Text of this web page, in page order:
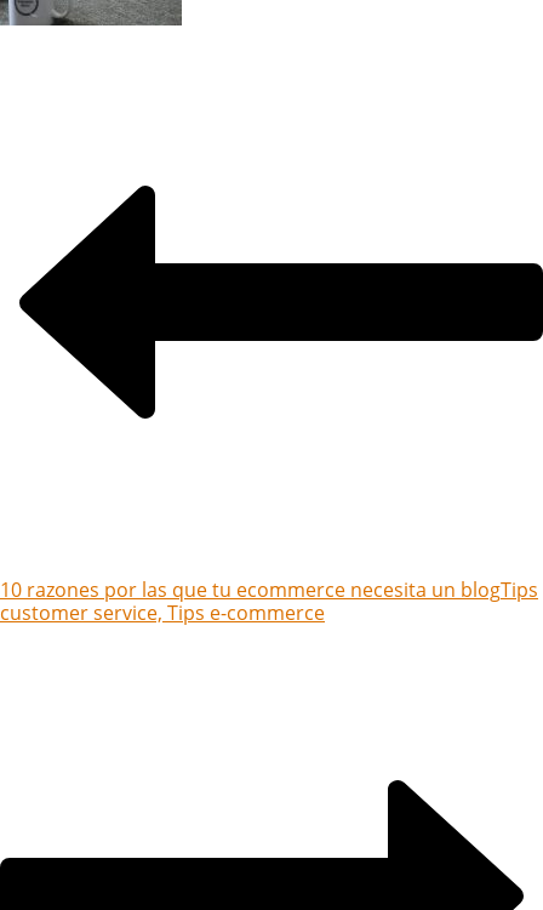
10 razones por las que tu ecommerce necesita un blogTips
customer service, Tips e-commerce